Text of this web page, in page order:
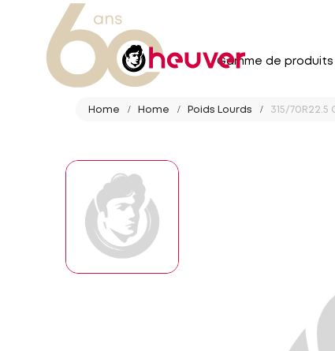
Gamme de produits
Home Home Poids Lourds 315/70R22.5